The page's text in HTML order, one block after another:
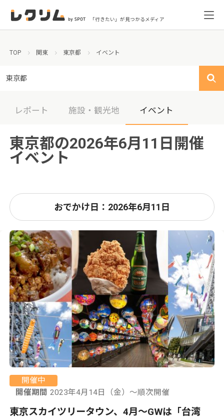
「行きたい」が見つかるメディア
TOP 関東 東京都 イベント
東京都
レポート 施設・観光地 イベント
東京都の2026年6月11日開催
イベント
おでかけ日：2026年6月11日
開催中
開催期間 2023年4月14日（金）〜順次開催
東京スカイツリータウン、4月〜GWは「台湾